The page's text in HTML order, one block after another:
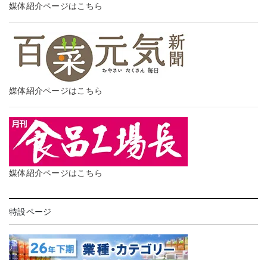
媒体紹介ページはこちら
媒体紹介ページはこちら
媒体紹介ページはこちら
特設ページ